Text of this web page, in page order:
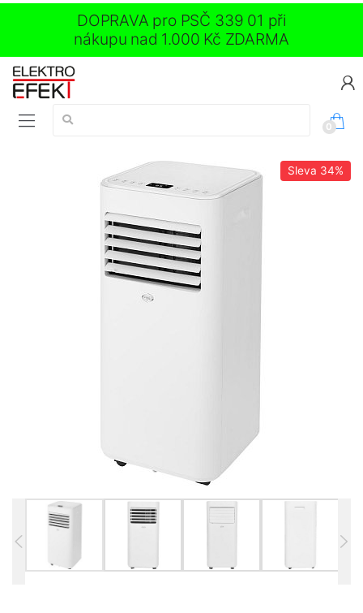
DOPRAVA pro PSČ 339 01 při
nákupu nad 1.000 Kč ZDARMA
Vyhledávání:
0
Sleva 34%